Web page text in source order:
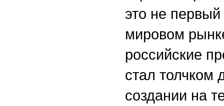
это не
мировом
российские
стал толчком
создании на